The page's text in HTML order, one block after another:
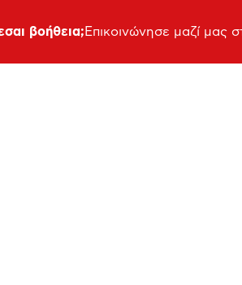
βοήθεια; Επικοινώνησε μαζί μας